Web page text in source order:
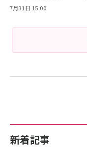
新着記事
7月31日 15:00